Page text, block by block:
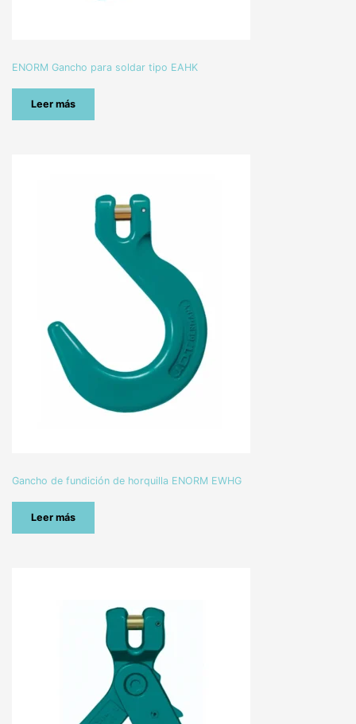
ENORM Gancho para soldar tipo EAHK
Leer más
Gancho de fundición de horquilla ENORM EWHG
Leer más